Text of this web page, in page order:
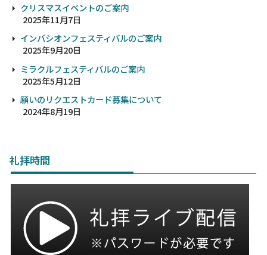
クリスマスイベントのご案内
2025年11月7日
インバシオンフェスティバルのご案内
2025年9月20日
ミラクルフェスティバルのご案内
2025年5月12日
願いのリクエストカード募集について
2024年8月19日
礼拝時間